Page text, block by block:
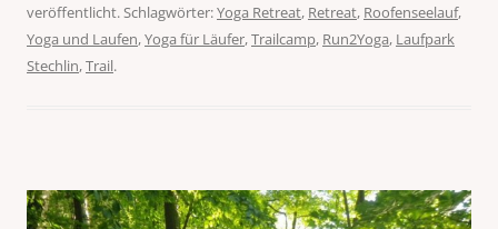
veröffentlicht. Schlagwörter:Yoga Retreat, Retreat, Roofenseelauf,
Yoga und Laufen,Yoga für Läufer,Trailcamp, Run2Yoga, Laufpark
Stechlin,Trail.